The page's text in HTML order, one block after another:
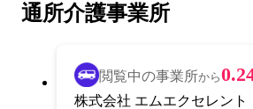
通所介護事業所
閲覧中の事業所から
株式会社 エムエクセレント